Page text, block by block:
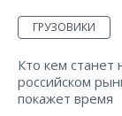
ГРУЗОВИКИ
Кто кем
российском
покажет время